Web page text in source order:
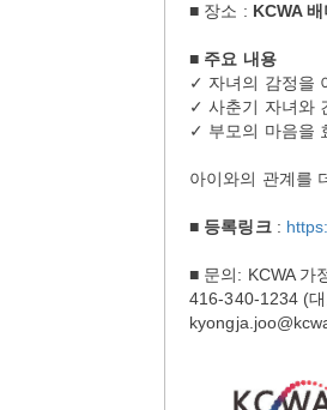
■ 장소 : KCWA
■ 주요 내용
✓ 자녀의 감정을
✓ 사춘기 자녀와
✓ 부모의 마음을
아이와의 관계를
■ 등록링크:
■ 문의: KCWA 가
416-340-1234 (